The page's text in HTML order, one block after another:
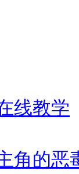
线教学
角的